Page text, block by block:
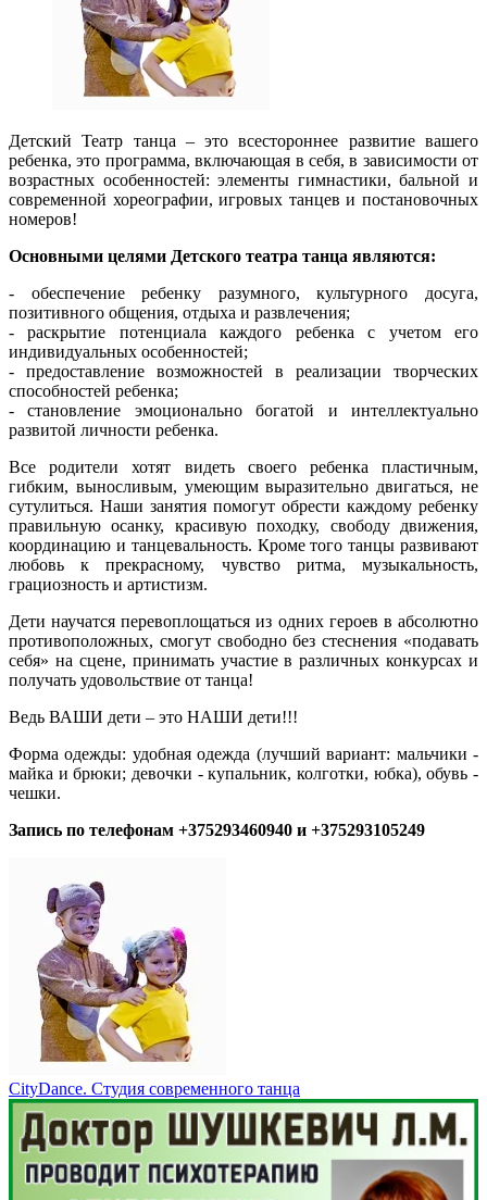
Детский Театр танца – это всестороннее развитие вашего
ребенка, это программа, включающая в себя, в зависимости от
возрастных особенностей: элементы гимнастики, бальной и
современной хореографии, игровых танцев и постановочных
номеров!
Основными целями Детского театра танца являются:
- обеспечение ребенку разумного, культурного досуга,
позитивного общения, отдыха и развлечения;
- раскрытие потенциала каждого ребенка с учетом его
индивидуальных особенностей;
- предоставление возможностей в реализации творческих
способностей ребенка;
- становление эмоционально богатой и интеллектуально
развитой личности ребенка.
Все родители хотят видеть своего ребенка пластичным,
гибким, выносливым, умеющим выразительно двигаться, не
сутулиться. Наши занятия помогут обрести каждому ребенку
правильную осанку, красивую походку, свободу движения,
координацию и танцевальность. Кроме того танцы развивают
любовь к прекрасному, чувство ритма, музыкальность,
грациозность и артистизм.
Дети научатся перевоплощаться из одних героев в абсолютно
противоположных, смогут свободно без стеснения «подавать
себя» на сцене, принимать участие в различных конкурсах и
получать удовольствие от танца!
Ведь ВАШИ дети – это НАШИ дети!!!
Форма одежды: удобная одежда (лучший вариант: мальчики -
майка и брюки; девочки - купальник, колготки, юбка), обувь -
чешки.
Запись по телефонам +375293460940 и +375293105249
CityDance. Студия современного танца